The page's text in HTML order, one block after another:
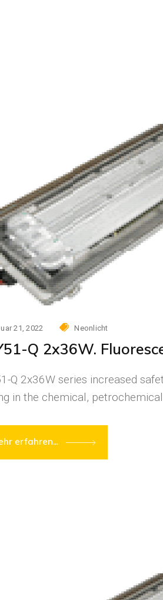
21, 2022 Neonlicht
Q 2x36W.
Q 2x36W series increased
in the chemical,
erfahren...